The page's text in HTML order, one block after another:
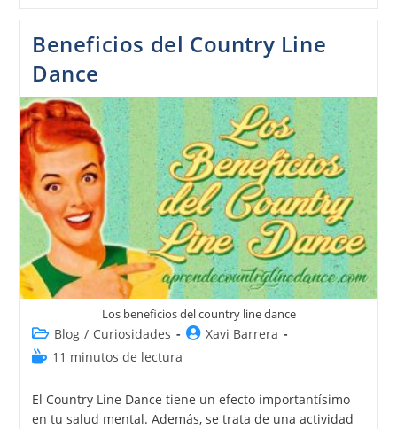
Beneficios del Country Line
Dance
Los beneficios del country line dance
Blog / Curiosidades
Xavi Barrera
11 minutos de lectura
El Country Line Dance tiene un efecto importantísimo
en tu salud mental. Además, se trata de una actividad